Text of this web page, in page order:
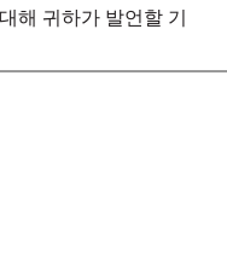
해 귀하가 발언할 기